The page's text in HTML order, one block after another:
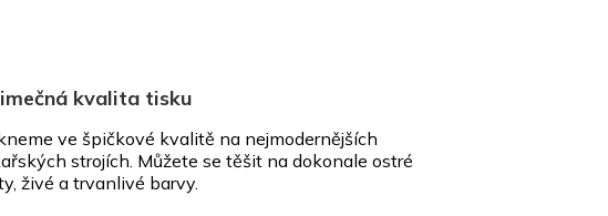
kvalita tisku
ve špičkové kvalitě na nejmodernějších
strojích. Můžete se těšit na dokonale ostré
živé a trvanlivé barvy.